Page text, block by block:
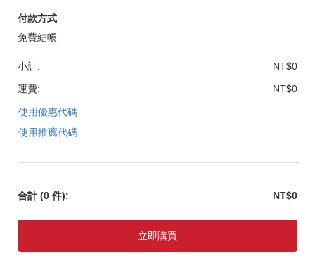
付款方式
免費結帳
小計:
NT$0
運費:
NT$0
使用優惠代碼
使用推薦代碼
合計 (0 件): NT$0
立即購買